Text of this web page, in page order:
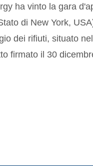
ha vinto la gara
di New York,
dei rifiuti, situato
firmato il 30